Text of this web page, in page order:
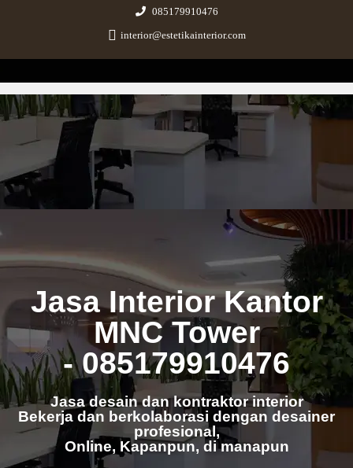
085179910476
interior@estetikainterior.com
Estetika Interior
Design & Build Consultant
Jasa Interior Kantor
MNC Tower
- 085179910476
Jasa desain dan kontraktor interior
Bekerja dan berkolaborasi dengan desainer
profesional,
Online, Kapanpun, di manapun